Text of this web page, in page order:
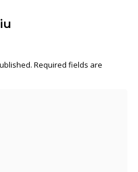
Required fields are